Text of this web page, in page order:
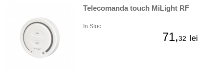
Telecomanda touch MiLight RF
In Stoc
71,32 lei